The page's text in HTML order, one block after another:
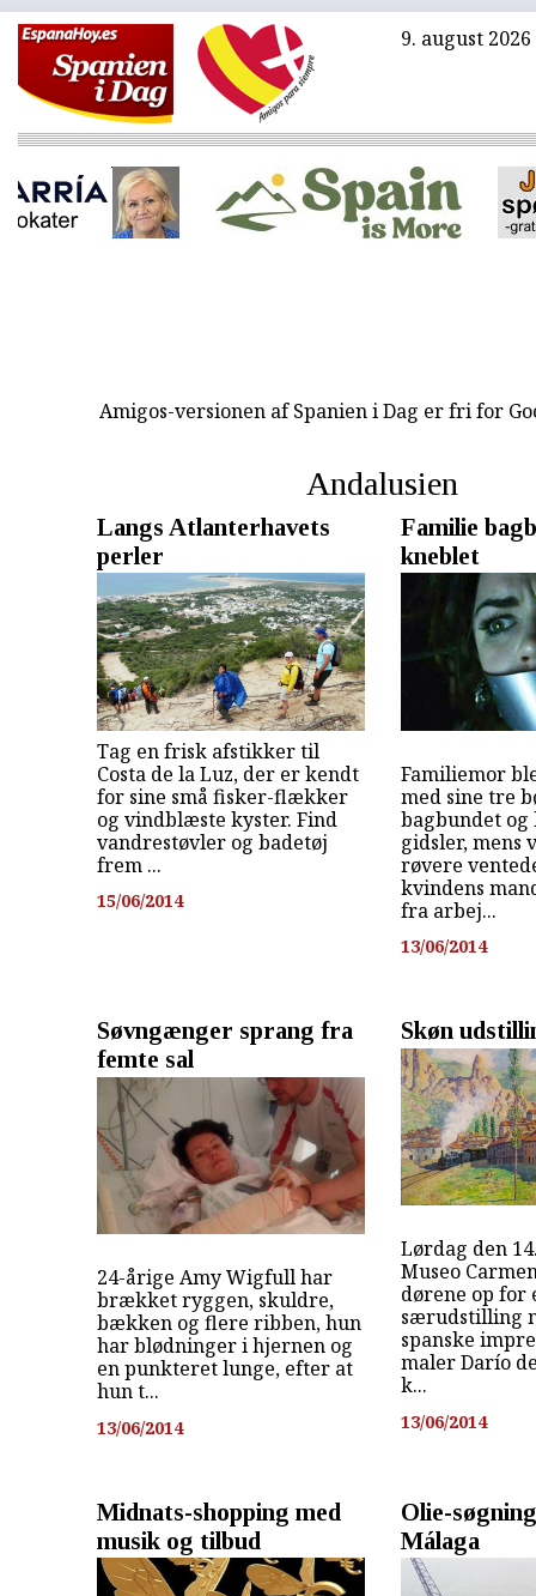
9. august 2026
Amigos-versionen af Spanien i Dag er fri for
Andalusien
Langs Atlanterhavets
perler
Tag en frisk afstikker til
Costa de la Luz, der er kendt
for sine små fisker-flækker
og vindblæste kyster. Find
vandrestøvler og badetøj
frem ...
15/06/2014
Familie
kneblet
Familiemor
med sine tre
bagbundet og
gidsler, mens
røvere
kvindens
fra arbej...
13/06/2014
Søvngænger sprang fra
femte sal
24-årige Amy Wigfull har
brækket ryggen, skuldre,
bækken og flere ribben, hun
har blødninger i hjernen og
en punkteret lunge, efter at
hun t...
13/06/2014
Skøn
Lørdag den
Museo
dørene op for
særudstilling
spanske
maler Darío
k...
13/06/2014
Midnats-shopping med
musik og tilbud
Olie-
Málaga